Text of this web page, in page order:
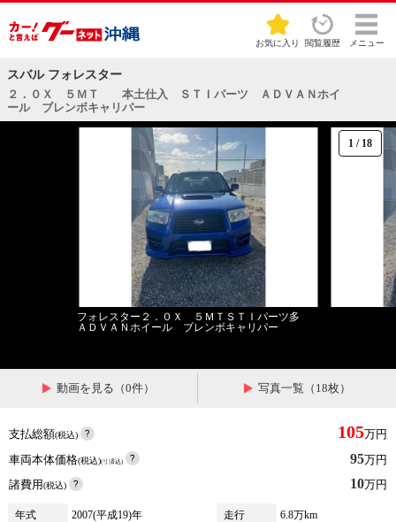
お気に入り 閲覧履歴 メニュー
スバル フォレスター
２．０Ｘ ５ＭＴ 本土仕入 ＳＴＩパーツ ＡＤＶＡＮホイ
ール ブレンボキャリパー
1 / 18
フォレスター２．０Ｘ ５ＭＴＳＴＩパーツ多
ＡＤＶＡＮホイール ブレンボキャリパー
動画を見る（0件） 写真一覧（18枚）
支払総額(税込) 105万円
車両本体価格(税込)(リ済込) 95万円
諸費用(税込) 10万円
年式 2007(平成19)年 走行
6.8万km